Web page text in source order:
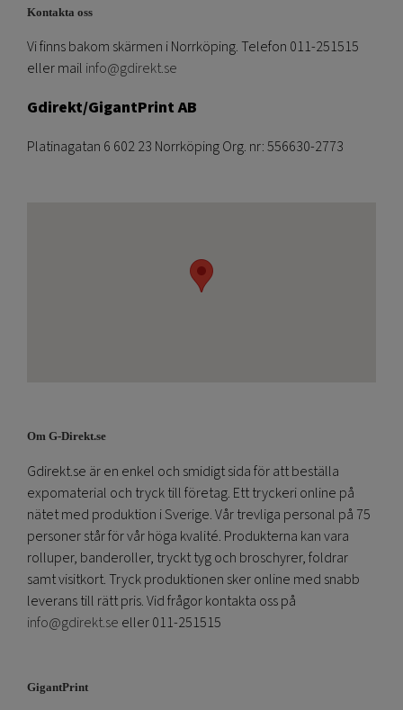
Kontakta oss
Vi finns bakom skärmen i Norrköping. Telefon 011-251515
eller mail info@gdirekt.se
Gdirekt/GigantPrint AB
Platinagatan 6 602 23 Norrköping Org. nr: 556630-2773
Om G-Direkt.se
Gdirekt.se är en enkel och smidigt sida för att beställa
expomaterial och tryck till företag. Ett tryckeri online på
nätet med produktion i Sverige. Vår trevliga personal på 75
personer står för vår höga kvalité. Produkterna kan vara
rolluper, banderoller, tryckt tyg och broschyrer, foldrar
samt visitkort. Tryck produktionen sker online med snabb
leverans till rätt pris. Vid frågor kontakta oss på
info@gdirekt.se eller 011-251515
GigantPrint